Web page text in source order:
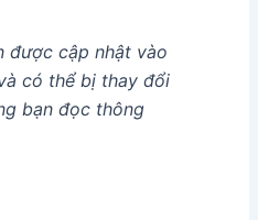
được cập nhật vào
có thể bị thay đổi
bạn đọc thông